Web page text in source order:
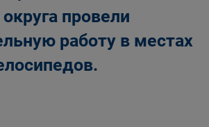
провели
работу в местах